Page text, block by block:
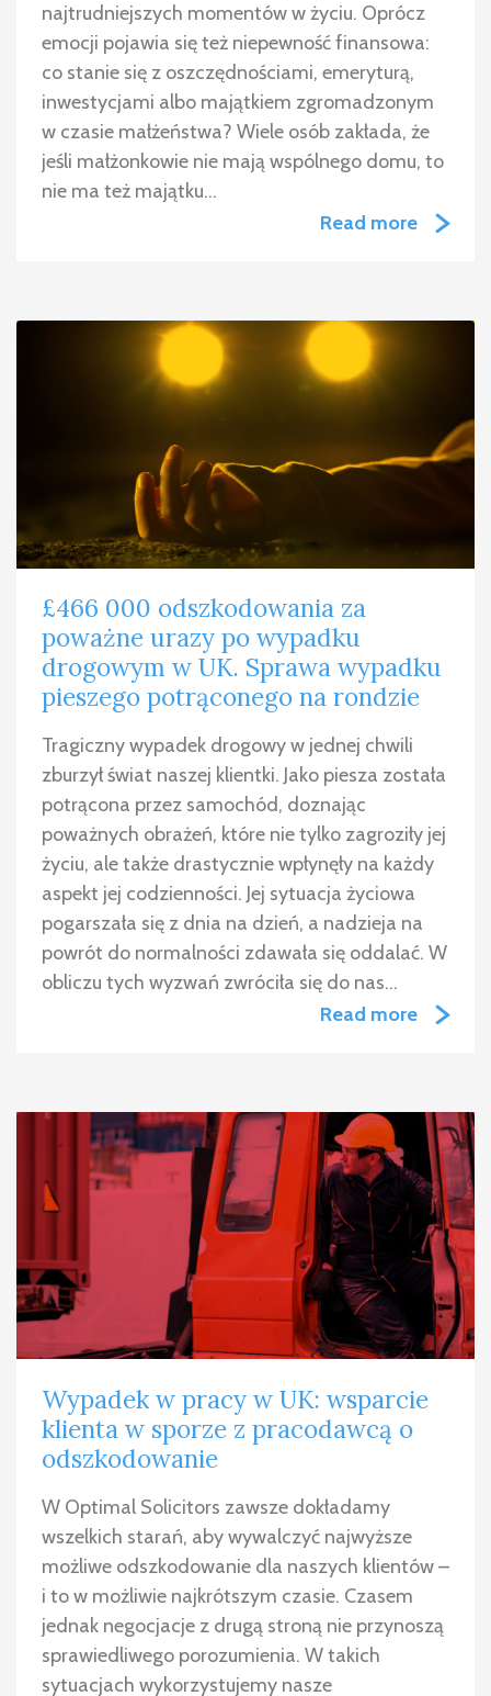
najtrudniejszych momentów w życiu. Oprócz
emocji pojawia się też niepewność finansowa:
co stanie się z oszczędnościami, emeryturą,
inwestycjami albo majątkiem zgromadzonym
w czasie małżeństwa? Wiele osób zakłada, że
jeśli małżonkowie nie mają wspólnego domu, to
nie ma też majątku…
Read more
£466 000 odszkodowania za
poważne urazy po wypadku
drogowym w UK. Sprawa wypadku
pieszego potrąconego na rondzie
Tragiczny wypadek drogowy w jednej chwili
zburzył świat naszej klientki. Jako piesza została
potrącona przez samochód, doznając
poważnych obrażeń, które nie tylko zagroziły jej
życiu, ale także drastycznie wpłynęły na każdy
aspekt jej codzienności. Jej sytuacja życiowa
pogarszała się z dnia na dzień, a nadzieja na
powrót do normalności zdawała się oddalać. W
obliczu tych wyzwań zwróciła się do nas…
Read more
Wypadek w pracy w UK: wsparcie
klienta w sporze z pracodawcą o
odszkodowanie
W Optimal Solicitors zawsze dokładamy
wszelkich starań, aby wywalczyć najwyższe
możliwe odszkodowanie dla naszych klientów –
i to w możliwie najkrótszym czasie. Czasem
jednak negocjacje z drugą stroną nie przynoszą
sprawiedliwego porozumienia. W takich
sytuacjach wykorzystujemy nasze